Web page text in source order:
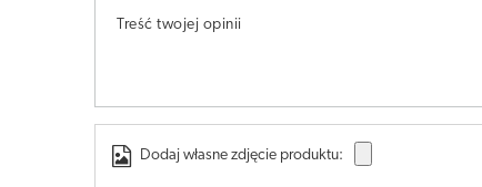
Treść twojej opinii
Dodaj własne zdjęcie produktu: